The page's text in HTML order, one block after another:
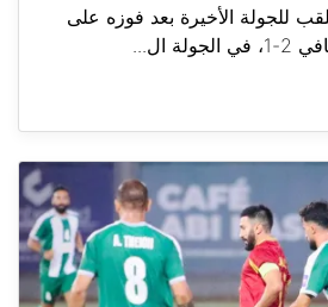
للجولة الأخيرة بعد فوزه على
ال...